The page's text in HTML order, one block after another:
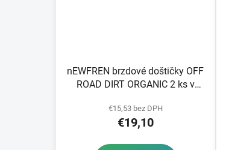
nEWFREN brzdové doštičky OFF
ROAD DIRT ORGANIC 2 ks v
€15,53 bez DPH
€19,10